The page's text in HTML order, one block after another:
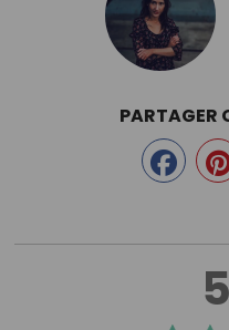
PARTAGER